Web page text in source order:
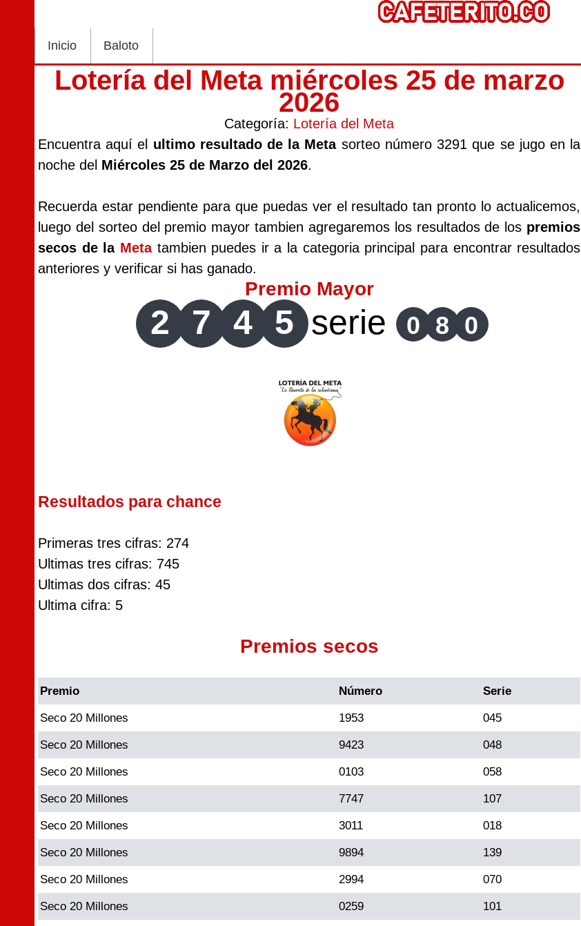
Inicio Baloto
Lotería del Meta miércoles 25 de marzo
2026
Categoría: Lotería del Meta
Encuentra aquí el ultimo resultado de la Metasorteo número 3291 que se jugo en la
noche del Miércoles 25 de Marzo del 2026.
Recuerda estar pendiente para que puedas ver el resultado tan pronto lo actualicemos,
luego del sorteo del premio mayor tambien agregaremos los resultados de los premios
secos de la Metatambien puedes ir a la categoria principal para encontrar resultados
anteriores y verificar si has ganado.
Premio Mayor
2 7 4 5 serie 0 8 0
Resultados para chance
Primeras tres cifras: 274
Ultimas tres cifras: 745
Ultimas dos cifras: 45
Ultima cifra: 5
Premios secos
Premio Número Serie
Seco 20 Millones 1953 045
Seco 20 Millones 9423 048
Seco 20 Millones 0103 058
Seco 20 Millones 7747 107
Seco 20 Millones 3011 018
Seco 20 Millones 9894 139
Seco 20 Millones 2994 070
Seco 20 Millones 0259 101